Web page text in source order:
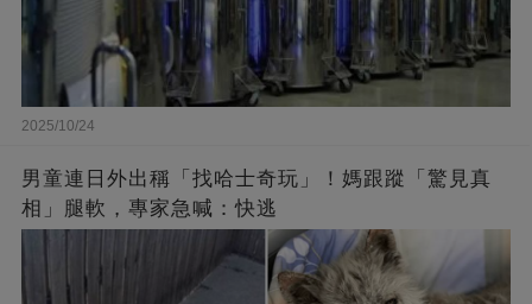
2025/10/24
男童連日外出稱「找哈士奇玩」！媽跟蹤「驚見真
相」腿軟，專家急喊：快逃